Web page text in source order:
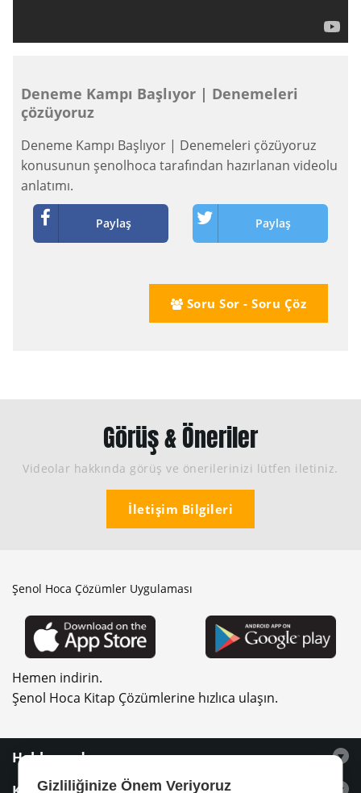
Deneme Kampı Başlıyor | Denemeleri
çözüyoruz
Deneme Kampı Başlıyor | Denemeleri çözüyoruz
konusunun şenolhoca tarafından hazırlanan videolu
anlatımı.
Paylaş Paylaş
Soru Sor - Soru Çöz
Görüş & Öneriler
Videolar hakkında görüş ve önerilerinizi lütfen iletiniz.
İletişim Bilgileri
Şenol Hoca Çözümler Uygulaması
Hemen indirin.
Şenol Hoca Kitap Çözümlerine hızlıca ulaşın.
Hakkımızda
Gizliliğinize Önem Veriyoruz